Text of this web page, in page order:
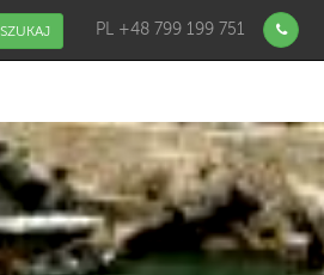
SZUKAJ PL +48 799 199 751